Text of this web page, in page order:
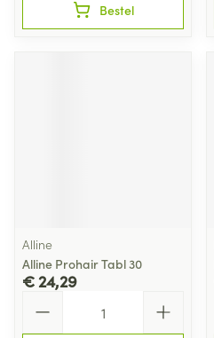
Bestel
Alline
Alline Prohair Tabl 30
€ 24,29